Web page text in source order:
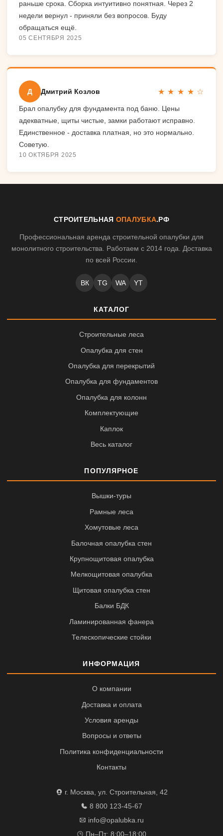
раньше срока. Сборка интуитивно понятная. Через 2
недели вернул - приняли без вопросов. Буду
обращаться ещё.
05 СЕНТЯБРЯ 2025
Д Дмитрий Козлов ★ ★ ★ ★ ☆
Брал опалубку для фундамента под баню. Цены
адекватные, щиты чистые, замки работают исправно.
Единственное - доставка платная, но это нормально.
Советую.
10 ОКТЯБРЯ 2025
СТРОИТЕЛЬНАЯ ОПАЛУБКА.РФ
Профессиональная аренда строительной опалубки для
монолитного строительства. Работаем с 2014 года. Доставка
по всей России.
ВК TG WA YT
КАТАЛОГ
Строительные леса
Опалубка для стен
Опалубка для перекрытий
Опалубка для фундаментов
Опалубка для колонн
Комплектующие
Каплок
Весь каталог
ПОПУЛЯРНОЕ
Вышки-туры
Рамные леса
Хомутовые леса
Балочная опалубка стен
Крупнощитовая опалубка
Мелкощитовая опалубка
Щитовая опалубка стен
Балки БДК
Ламинированная фанера
Телескопические стойки
ИНФОРМАЦИЯ
О компании
Доставка и оплата
Условия аренды
Вопросы и ответы
Политика конфиденциальности
Контакты
г. Москва, ул. Строительная, 42
8 800 123-45-67
info@opalubka.ru
Пн–Пт: 8:00–18:00